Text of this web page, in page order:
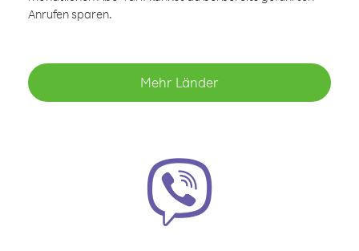
Anrufen sparen.
Mehr Länder